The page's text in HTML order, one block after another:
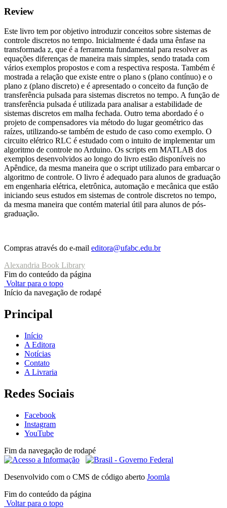
Review
Este livro tem por objetivo introduzir conceitos sobre sistemas de
controle discretos no tempo. Inicialmente é dada uma ênfase na
transformada z, que é a ferramenta fundamental para resolver as
equações diferenças de maneira mais simples, sendo tratada com
vários exemplos propostos e com a respectiva resposta. Também é
mostrada a relação que existe entre o plano s (plano contínuo) e o
plano z (plano discreto) e é apresentado o conceito da função de
transferência pulsada para sistemas discretos no tempo. A função de
transferência pulsada é utilizada para analisar a estabilidade de
sistemas discretos em malha fechada. Outro tema abordado é o
projeto de compensadores via método do lugar geométrico das
raízes, utilizando-se também de estudo de caso como exemplo. O
circuito elétrico RLC é estudado com o intuito de implementar um
algoritmo de controle no Arduino. Os scripts em MATLAB dos
exemplos desenvolvidos ao longo do livro estão disponíveis no
Apêndice, da mesma maneira que o script utilizado para embarcar o
algoritmo de controle. O livro é adequado para alunos de graduação
em engenharia elétrica, eletrônica, automação e mecânica que estão
iniciando seus estudos em sistemas de controle discretos no tempo,
da mesma maneira que contém material útil para alunos de pós-
graduação.
Compras através do e-mail editora@ufabc.edu.br
Alexandria Book Library
Fim do conteúdo da página
Voltar para o topo
Início da navegação de rodapé
Principal
Início
A Editora
Notícias
Contato
A Livraria
Redes Sociais
Facebook
Instagram
YouTube
Fim da navegação de rodapé
Desenvolvido com o CMS de código aberto Joomla
Fim do conteúdo da página
Voltar para o topo